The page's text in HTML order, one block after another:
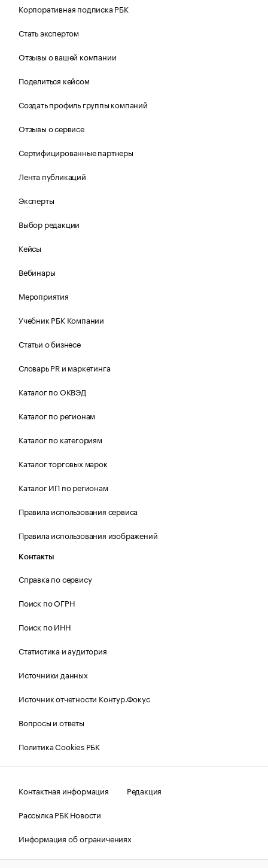
Корпоративная подписка РБК
Стать экспертом
Отзывы о вашей компании
Поделиться кейсом
Создать профиль группы компаний
Отзывы о сервисе
Сертифицированные партнеры
Лента публикаций
Эксперты
Выбор редакции
Кейсы
Вебинары
Мероприятия
Учебник РБК Компании
Статьи о бизнесе
Словарь PR и маркетинга
Каталог по ОКВЭД
Каталог по регионам
Каталог по категориям
Каталог торговых марок
Каталог ИП по регионам
Правила использования сервиса
Правила использования изображений
Контакты
Справка по сервису
Поиск по ОГРН
Поиск по ИНН
Статистика и аудитория
Источники данных
Источник отчетности Контур.Фокус
Вопросы и ответы
Политика Cookies РБК
Контактная информация
Редакция
Рассылка РБК Новости
Информация об ограничениях
Правовая информация
О соблюдении авторских прав